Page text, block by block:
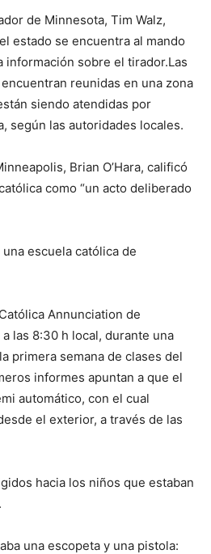
de Minnesota, Tim Walz,
estado se encuentra al mando
información sobre el tirador.Las
reunidas en una zona
siendo atendidas por
según las autoridades locales.
Brian O’Hara, calificó
como “un acto deliberado
escuela católica de
Annunciation de
las 8:30 h local, durante una
primera semana de clases del
informes apuntan a que el
automático, con el cual
el exterior, a través de las
hacia los niños que estaban
una escopeta y una pistola: